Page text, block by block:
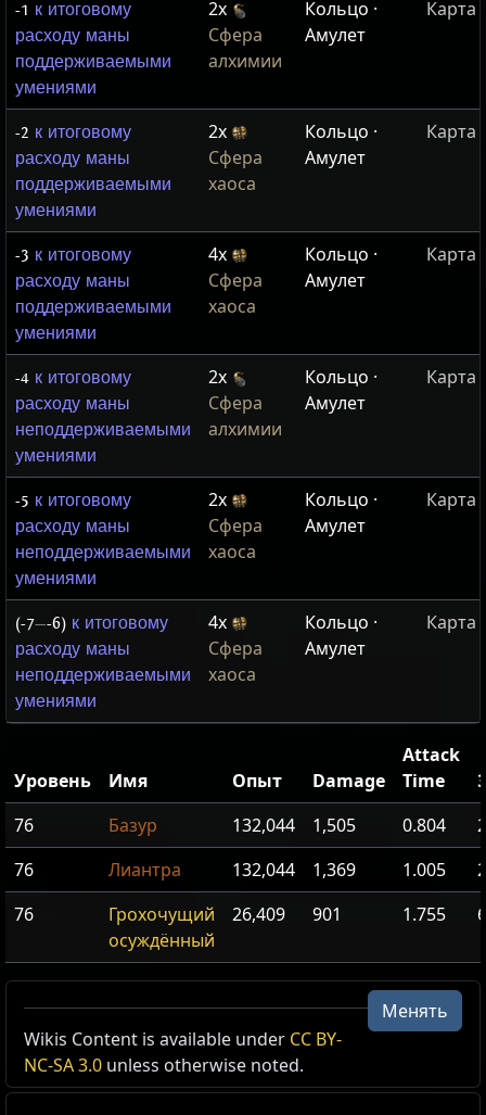
-1 к итоговому
расходу маны
поддерживаемыми
умениями
2x
Сфера
алхимии
Кольцо ·
Амулет
Карта
-2 к итоговому
расходу маны
поддерживаемыми
умениями
2x
Сфера
хаоса
Кольцо ·
Амулет
Карта
-3 к итоговому
расходу маны
поддерживаемыми
умениями
4x
Сфера
хаоса
Кольцо ·
Амулет
Карта
-4 к итоговому
расходу маны
неподдерживаемыми
умениями
2x
Сфера
алхимии
Кольцо ·
Амулет
Карта
-5 к итоговому
расходу маны
неподдерживаемыми
умениями
2x
Сфера
хаоса
Кольцо ·
Амулет
Карта
(-7—-6) к итоговому
расходу маны
неподдерживаемыми
умениями
4x
Сфера
хаоса
Кольцо ·
Амулет
Карта
Уровень Имя Опыт Damage
Attack
Time
76
Базур 132,044 1,505 0.804
76
Лиантра 132,044 1,369 1.005
76
Грохочущий
осуждённый
26,409 901 1.755
Карта башни
Карты
Уровень карты:14
Перейдите на карту этого или более низкого
Менять
Wikis Content is available under CC BY-
NC-SA 3.0 unless otherwise noted.